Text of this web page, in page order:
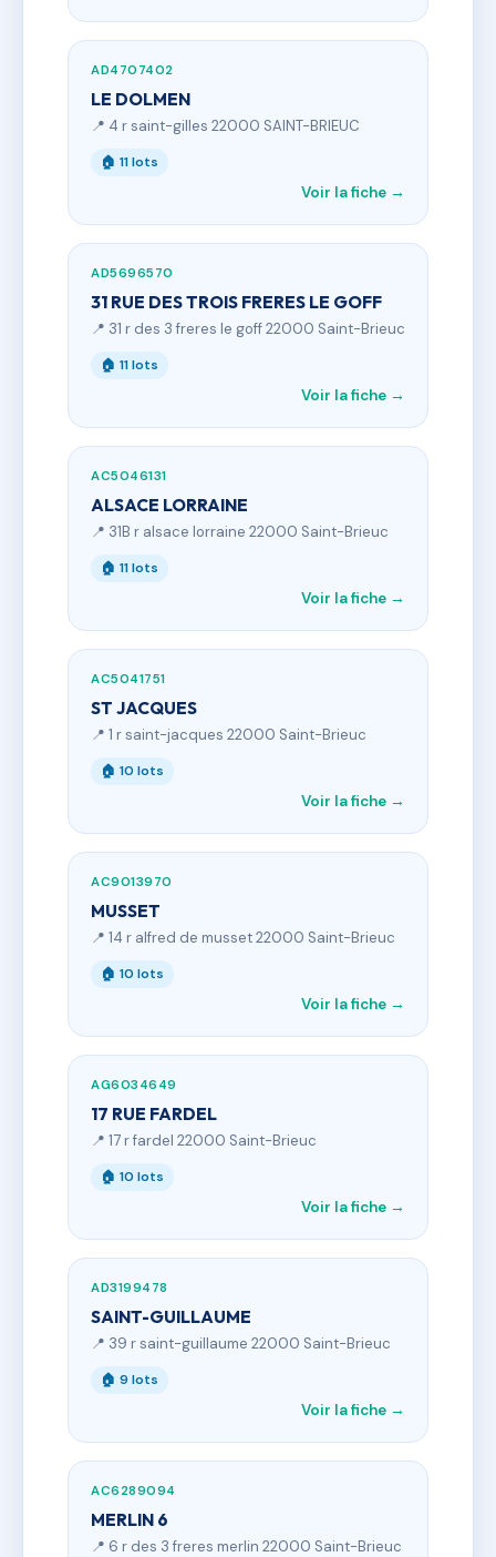
AD4707402
LE DOLMEN
📍 4 r saint-gilles 22000 SAINT-BRIEUC
🏠 11 lots
Voir la fiche →
AD5696570
31 RUE DES TROIS FRERES LE GOFF
📍 31 r des 3 freres le goff 22000 Saint-Brieuc
🏠 11 lots
Voir la fiche →
AC5046131
ALSACE LORRAINE
📍 31B r alsace lorraine 22000 Saint-Brieuc
🏠 11 lots
Voir la fiche →
AC5041751
ST JACQUES
📍 1 r saint-jacques 22000 Saint-Brieuc
🏠 10 lots
Voir la fiche →
AC9013970
MUSSET
📍 14 r alfred de musset 22000 Saint-Brieuc
🏠 10 lots
Voir la fiche →
AG6034649
17 RUE FARDEL
📍 17 r fardel 22000 Saint-Brieuc
🏠 10 lots
Voir la fiche →
AD3199478
SAINT-GUILLAUME
📍 39 r saint-guillaume 22000 Saint-Brieuc
🏠 9 lots
Voir la fiche →
AC6289094
MERLIN 6
📍 6 r des 3 freres merlin 22000 Saint-Brieuc